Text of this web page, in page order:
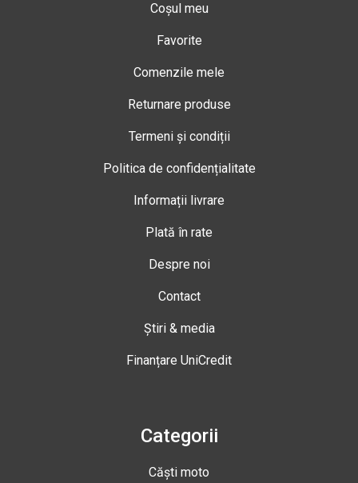
Coșul meu
Favorite
Comenzile mele
Returnare produse
Termeni și condiții
Politica de confidențialitate
Informații livrare
Plată în rate
Despre noi
Contact
Știri & media
Finanțare UniCredit
Categorii
Căști moto